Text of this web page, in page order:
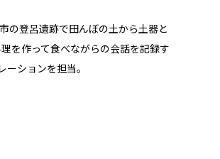
の登呂遺跡で田んぼの土から土器と
を作って食べながらの会話を記録す
ションを担当。